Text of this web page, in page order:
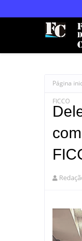
Página
FICCO